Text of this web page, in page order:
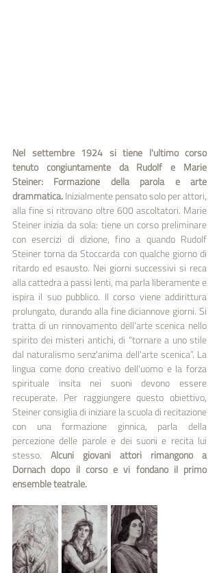
Nel settembre 1924 si tiene l'ultimo corso
tenuto congiuntamente da Rudolf e Marie
Steiner: Formazione della parola e arte
drammatica. Inizialmente pensato solo per attori,
alla fine si ritrovano oltre 600 ascoltatori. Marie
Steiner inizia da sola: tiene un corso preliminare
con esercizi di dizione, fino a quando Rudolf
Steiner torna da Stoccarda con qualche giorno di
ritardo ed esausto. Nei giorni successivi si reca
alla cattedra a passi lenti, ma parla liberamente e
ispira il suo pubblico. Il corso viene addirittura
prolungato, durando alla fine diciannove giorni. Si
tratta di un rinnovamento dell'arte scenica nello
spirito dei misteri antichi, di “tornare a uno stile
dal naturalismo senz'anima dell'arte scenica”. La
lingua come dono creativo dell'uomo e la forza
spirituale insita nei suoni devono essere
recuperate. Per raggiungere questo obiettivo,
Steiner consiglia di iniziare la scuola di recitazione
con una formazione ginnica, parla della
percezione delle parole e dei suoni e recita lui
stesso. Alcuni giovani attori rimangono a
Dornach dopo il corso e vi fondano il primo
ensemble teatrale.